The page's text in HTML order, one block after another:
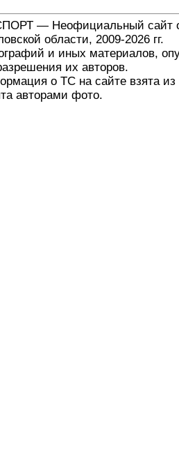
— Неофициальный сайт
области, 2009-2026 гг.
и иных материалов,
их авторов.
о ТС на сайте взята из
авторами фото.